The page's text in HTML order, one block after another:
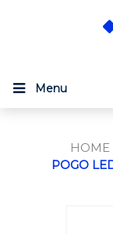
Menu
HOME
POGO